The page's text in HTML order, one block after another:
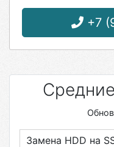
+7
Замена HDD на